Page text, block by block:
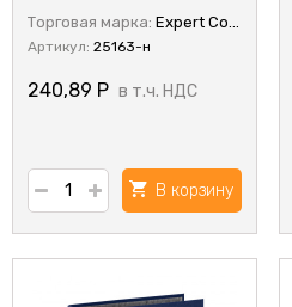
Торговая марка: Expert Complete
Артикул: 25163-н
240,89 Р в т.ч. НДС
В корзину